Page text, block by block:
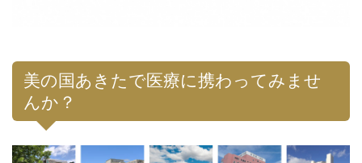
美の国あきたで医療に携わってみませ
んか？